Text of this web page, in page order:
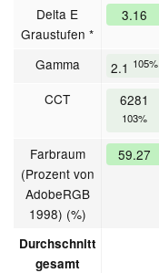
Delta E
Graustufen *
3.16
Gamma 2.1 105%
CCT 6281
103%
Farbraum
(Prozent von
AdobeRGB
1998) (%)
59.27
Durchschnitt
gesamt